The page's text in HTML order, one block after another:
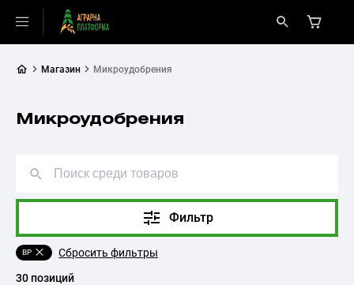
Магазин Микроудобрения
Микроудобрения
ВР Сбросить фильтры
Фильтр
30 позиций